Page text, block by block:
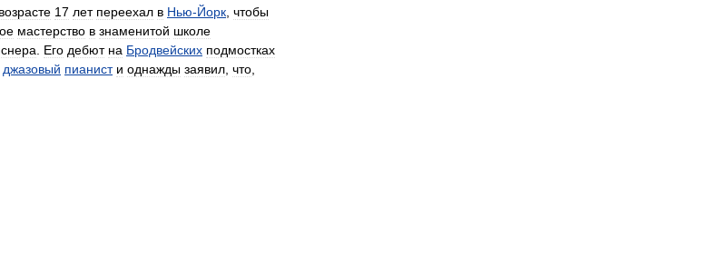
возрасте 17 лет переехал в Нью-Йорк чтобы
мастерство в знаменитой школе
Его дебют на Бродвейских подмостках
джазовый пианист и однажды заявил что